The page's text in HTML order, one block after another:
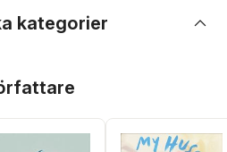
kategorier